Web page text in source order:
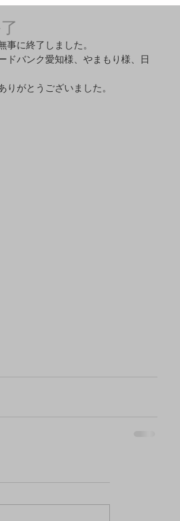
事に終了しました。
ドバンク愛知様、やまもり様、日
りがとうございました。